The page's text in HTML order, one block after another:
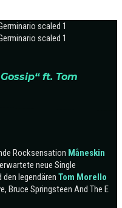
ft. Tom
Rocksensation Måneskin
neue Single
legendären Tom Morello
Bruce Springsteen And The E